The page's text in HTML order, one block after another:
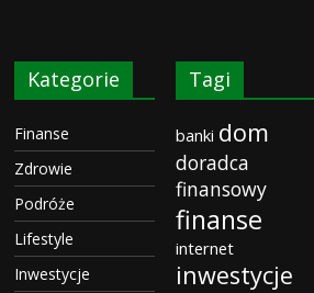
Kategorie
Finanse
Zdrowie
Podróże
Lifestyle
Inwestycje
Tagi
banki dom
doradca
finansowy
finanse
internet
inwestycje